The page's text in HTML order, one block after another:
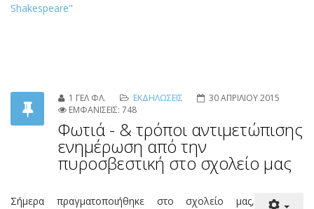
Shakespeare"
1 ΓΕΛ ΦΛ. ΕΚΔΗΛΩΣΕΙΣ
30 ΑΠΡΙΛΙΟΥ 2015
ΕΜΦΑΝΙΣΕΙΣ: 748
Φωτιά - & τρόποι αντιμετώπισης
ενημέρωση από την
πυροσβεστική στο σχολείο μας
Σήμερα πραγματοποιήθηκε στο σχολείο μας,